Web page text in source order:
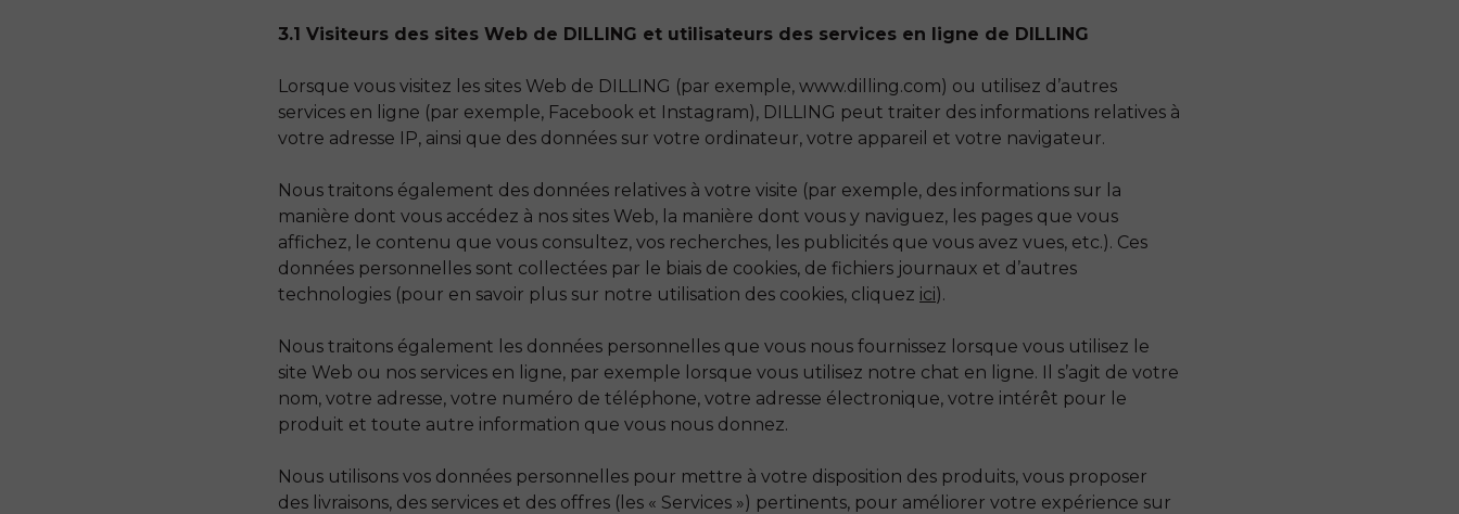
3.1 Visiteurs des sites Web de DILLING et utilisateurs des services en ligne de DILLING
Lorsque vous visitez les sites Web de DILLING (par exemple, www.dilling.com) ou utilisez d’autres
services en ligne (par exemple, Facebook et Instagram), DILLING peut traiter des informations relatives à
votre adresse IP, ainsi que des données sur votre ordinateur, votre appareil et votre navigateur.
Nous traitons également des données relatives à votre visite (par exemple, des informations sur la
manière dont vous accédez à nos sites Web, la manière dont vous y naviguez, les pages que vous
affichez, le contenu que vous consultez, vos recherches, les publicités que vous avez vues, etc.). Ces
données personnelles sont collectées par le biais de cookies, de fichiers journaux et d’autres
technologies (pour en savoir plus sur notre utilisation des cookies, cliquez ici).
Nous traitons également les données personnelles que vous nous fournissez lorsque vous utilisez le
site Web ou nos services en ligne, par exemple lorsque vous utilisez notre chat en ligne. Il s’agit de votre
nom, votre adresse, votre numéro de téléphone, votre adresse électronique, votre intérêt pour le
produit et toute autre information que vous nous donnez.
Nous utilisons vos données personnelles pour mettre à votre disposition des produits, vous proposer
des livraisons, des services et des offres (les « Services ») pertinents, pour améliorer votre expérience sur